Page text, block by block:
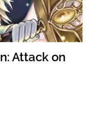
Attack on